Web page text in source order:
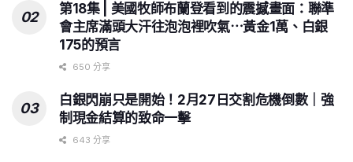
第18集 | 美國牧師布蘭登看到的震撼畫面：聯準
會主席滿頭大汗往泡泡裡吹氣⋯黃金1萬、白銀
175的預言
650 分享
白銀閃崩只是開始！2月27日交割危機倒數｜強
制現金結算的致命一擊
643 分享